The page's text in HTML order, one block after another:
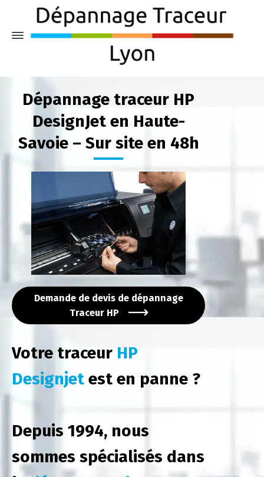
Dépannage traceur HP
DesignJet en Haute-
Savoie – Sur site en 48h
Demande de devis de dépannage
Traceur HP
Votre traceur HP
Designjet est en panne ?
Depuis 1994, nous
sommes spécialisés dans